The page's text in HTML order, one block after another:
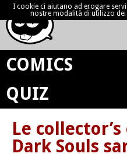
COMICS
QUIZ
Le
Dark Souls
I cookie ci aiutano ad erogare
nostre modalità di utilizzo